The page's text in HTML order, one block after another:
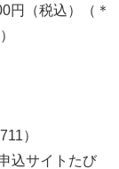
円（税込）（＊
）
込サイトたび